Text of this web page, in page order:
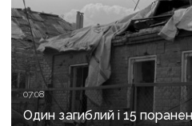
07:08
Один загиблий і 15